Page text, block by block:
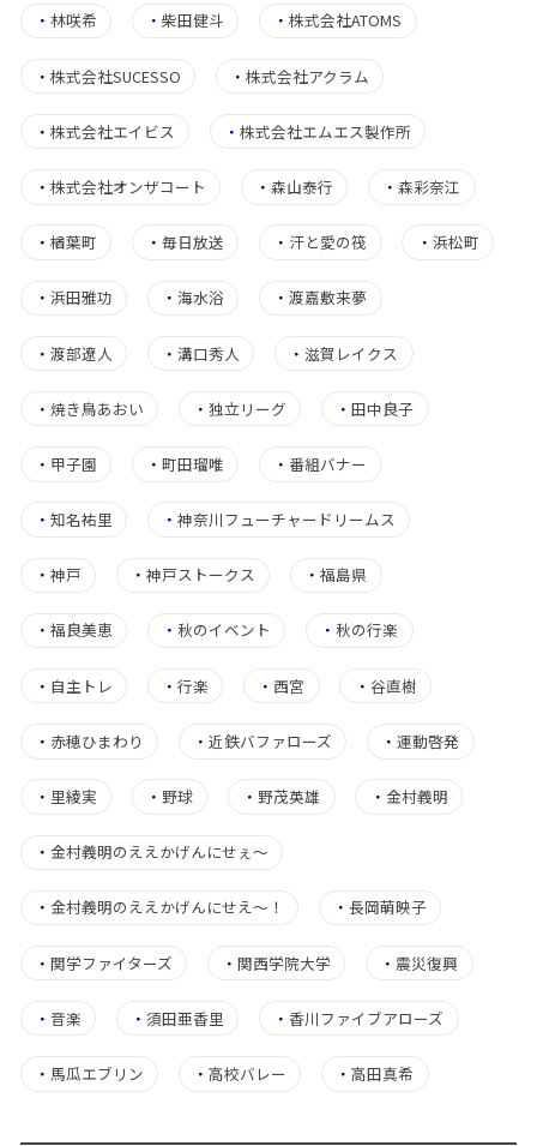
・ 林咲希 ・柴田健斗 ・株式会社ATOMS
・ 株式会社SUCESSO ・株式会社アクラム
・ 株式会社エイビス ・株式会社エムエス製作所
・ 株式会社オンザコート ・森山泰行 ・森彩奈江
・ 楢葉町 ・毎日放送 ・ 汗と愛の筏 ・ 浜松町
・ 浜田雅功 ・海水浴 ・渡嘉敷来夢
・ 渡部遼人 ・溝口秀人 ・滋賀レイクス
・ 焼き鳥あおい ・独立リーグ ・田中良子
・ 甲子園 ・町田瑠唯 ・ 番組バナー
・ 知名祐里 ・神奈川フューチャードリームス
・ 神戸 ・神戸ストークス ・福島県
・ 福良美恵 ・秋のイベント ・秋の行楽
・ 自主トレ ・行楽 ・ 西宮 ・ 谷直樹
・ 赤穂ひまわり ・近鉄バファローズ ・運動啓発
・ 里綾実 ・野球 ・野茂英雄 ・ 金村義明
・ 金村義明のええかげんにせぇ〜
・ 金村義明のええかげんにせえ～！ ・長岡萌映子
・ 関学ファイターズ ・関西学院大学 ・ 震災復興
・ 音楽 ・須田亜香里 ・ 香川ファイブアローズ
・ 馬瓜エブリン ・高校バレー ・高田真希